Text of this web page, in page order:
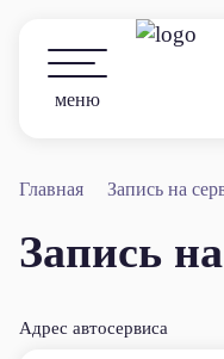
меню
Главная Запись на
Запись
Адрес автосервиса